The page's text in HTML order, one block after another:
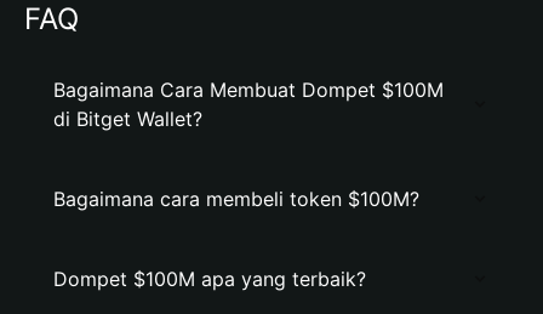
FAQ
Bagaimana Cara Membuat Dompet $100M
di Bitget Wallet?
Bagaimana cara membeli token $100M?
Dompet $100M apa yang terbaik?